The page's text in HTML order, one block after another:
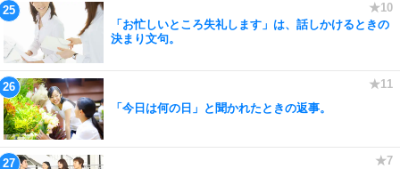
「お忙しいところ失礼します」は、話しかけるときの
決まり文句。
「今日は何の日」と聞かれたときの返事。